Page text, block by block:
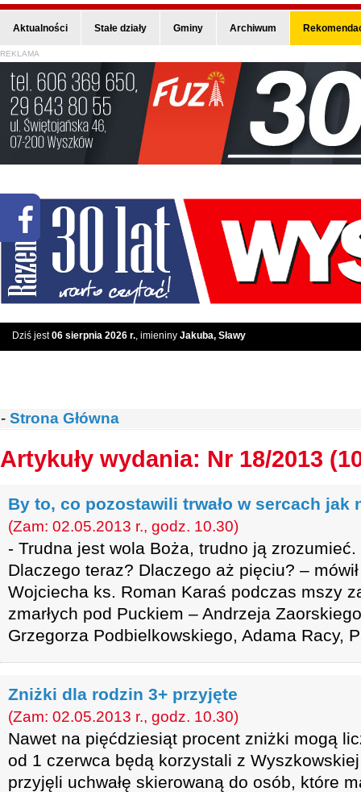
Aktualności Stałe działy Gminy Archiwum
REKLAMA
Dziś jest06 sierpnia 2026 r., imieniny Jakuba, Sławy
- Strona Główna
Artykuły wydania: Nr 18/2013
By to, co pozostawili trwało w sercach jak
(Zam: 02.05.2013 r., godz. 10.30)
- Trudna jest wola Boża, trudno ją
Dlaczego teraz? Dlaczego aż pięciu? –
Wojciecha ks. Roman Karaś podczas mszy
zmarłych pod Puckiem – Andrzeja
Grzegorza Podbielkowskiego, Adama Racy,
Zniżki dla rodzin 3+ przyjęte
(Zam: 02.05.2013 r., godz. 10.30)
Nawet na pięćdziesiąt procent zniżki mogą
od 1 czerwca będą korzystali z
przyjęli uchwałę skierowaną do osób, które